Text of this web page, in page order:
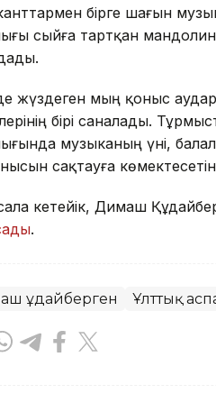
бірге шағын
сыйға тартқан
жүздеген мың қоныс
бірі саналады.
музыканың үні,
сақтауға
кетейік, Димаш
.
Құдайберген Ұлттық